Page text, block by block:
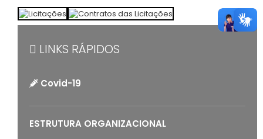
LINKS RÁPIDOS
Covid-19
ESTRUTURA ORGANIZACIONAL